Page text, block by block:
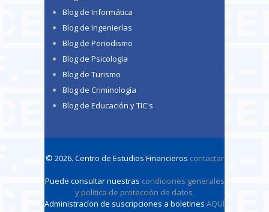
Blog de Informática
Blog de Ingenierías
Blog de Periodismo
Blog de Psicología
Blog de Turismo
Blog de Criminología
Blog de Educación y TIC's
© 2026. Centro de Estudios Financieros contactar
Puede consultar nuestras condiciones generales
y política de protección de datos.
Administracíon de suscripciones a boletines AQUÍ